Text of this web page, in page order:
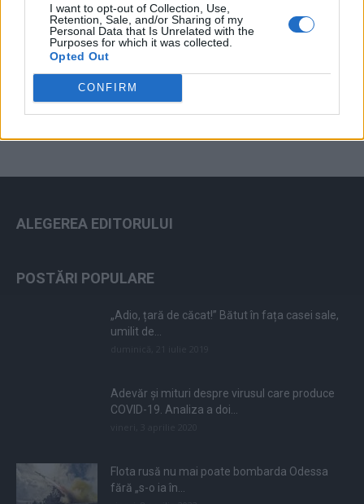
I want to opt-out of Collection, Use,
Retention, Sale, and/or Sharing of my
Personal Data that Is Unrelated with the
Purposes for which it was collected.
Opted Out
CONFIRM ad
ALEGEREA EDITORULUI
POSTĂRI POPULARE
„Adio, țară de căcat!” Bătut în fața casei sale,
umilit de...
Adevăr și mituri despre virusul care produce
COVID-19. Analiza a doi...
Flota rusă nu mai poate bombarda Odessa
fără „s-o ia în...